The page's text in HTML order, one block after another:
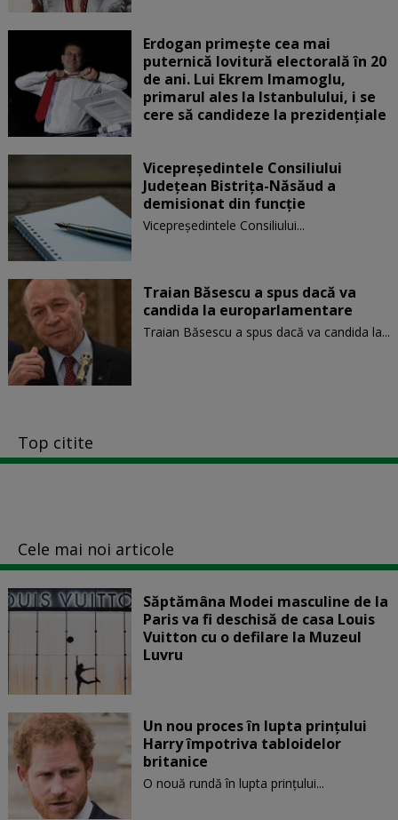
Erdogan primește cea mai
puternică lovitură electorală în 20
de ani. Lui Ekrem Imamoglu,
primarul ales la Istanbulului, i se
cere să candideze la prezidențiale
Vicepreşedintele Consiliului
Judeţean Bistriţa-Năsăud a
demisionat din funcție
Vicepreşedintele Consiliului...
Traian Băsescu a spus dacă va
candida la europarlamentare
Traian Băsescu a spus dacă va candida la...
Top citite
Cele mai noi articole
Săptămâna Modei masculine de la
Paris va fi deschisă de casa Louis
Vuitton cu o defilare la Muzeul
Luvru
Un nou proces în lupta prinţului
Harry împotriva tabloidelor
britanice
O nouă rundă în lupta prinţului...